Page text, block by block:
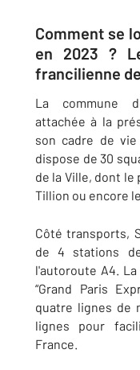
Comment se
en 2023 ?
francilienne
La commune
attachée à la
son cadre de
dispose de 30
de la Ville, dont le
Tillion ou encore
Côté transports,
de 4 stations
l'autoroute A4.
“Grand Paris
quatre lignes de
lignes pour
France.